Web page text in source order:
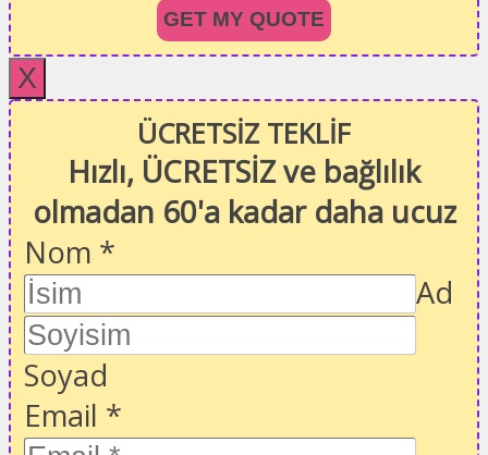
GET MY QUOTE
X
ÜCRETSİZ TEKLİF
Hızlı, ÜCRETSİZ ve bağlılık
olmadan 60'a kadar daha ucuz
Nom *
Ad
Soyad
Email *